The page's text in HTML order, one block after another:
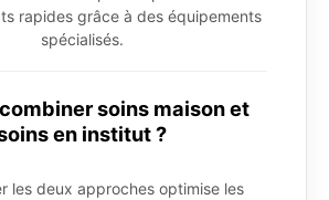
rapides grâce à des équipements
spécialisés.
soins maison et
en institut ?
les deux approches optimise les